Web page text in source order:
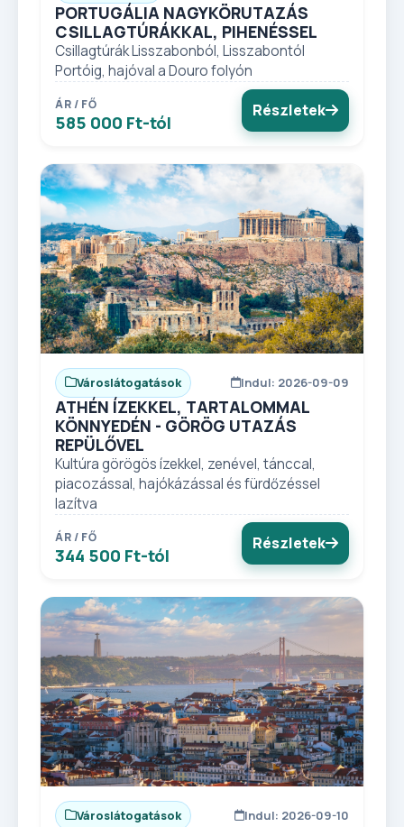
PORTUGÁLIA NAGYKÖRUTAZÁS
CSILLAGTÚRÁKKAL, PIHENÉSSEL
Csillagtúrák Lisszabonból, Lisszabontól
Portóig, hajóval a Douro folyón
ÁR / FŐ
585 000 Ft-tól
Részletek
Városlátogatások Indul: 2026-09-09
ATHÉN ÍZEKKEL, TARTALOMMAL
KÖNNYEDÉN - GÖRÖG UTAZÁS
REPÜLŐVEL
Kultúra görögös ízekkel, zenével, tánccal,
piacozással, hajókázással és fürdőzéssel
lazítva
ÁR / FŐ
344 500 Ft-tól
Részletek
Városlátogatások Indul: 2026-09-10